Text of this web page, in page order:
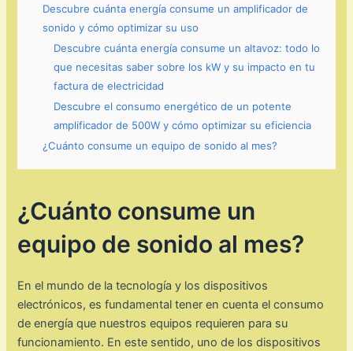
Descubre cuánta energía consume un amplificador de
sonido y cómo optimizar su uso
Descubre cuánta energía consume un altavoz: todo lo
que necesitas saber sobre los kW y su impacto en tu
factura de electricidad
Descubre el consumo energético de un potente
amplificador de 500W y cómo optimizar su eficiencia
¿Cuánto consume un equipo de sonido al mes?
¿Cuánto consume un
equipo de sonido al mes?
En el mundo de la tecnología y los dispositivos
electrónicos, es fundamental tener en cuenta el consumo
de energía que nuestros equipos requieren para su
funcionamiento. En este sentido, uno de los dispositivos